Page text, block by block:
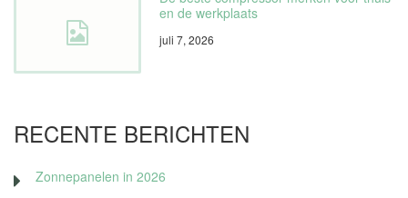
en de werkplaats
juli 7, 2026
RECENTE BERICHTEN
Zonnepanelen in 2026